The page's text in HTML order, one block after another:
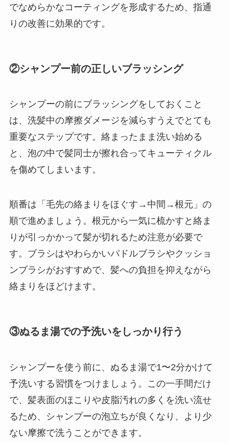
でなめらかなコーティングを形成するため、指通
りの改善に効果的です。
②シャンプー前の正しいブラッシング
シャンプーの前にブラッシングをしておくこと
は、洗髪中の摩擦ダメージを減らすうえでとても
重要なステップです。絡まったまま洗い始める
と、泡の中で髪同士が擦れ合ってキューティクル
を傷めてしまいます。
順番は「毛先の絡まりをほぐす→中間→根元」の
順で進めましょう。根元から一気に梳かすと絡ま
りが引っかかって髪が切れるため注意が必要で
す。ブラシはやわらかいパドルブラシやクッショ
ンブラシがおすすめで、髪への負担を抑えながら
絡まりをほどけます。
③ぬるま湯での予洗いをしっかり行う
シャンプーを使う前に、ぬるま湯で1〜2分かけて
予洗いする習慣をつけましょう。この一手間だけ
で、髪表面のほこりや皮脂汚れの多くを洗い流せ
るため、シャンプーの泡立ちが良くなり、より少
ない摩擦で洗うことができます。